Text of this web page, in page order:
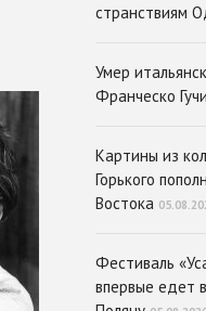
странствиям
Умер
Франческо
Картины из
Горького
Востока
Фестиваль
впервые едет